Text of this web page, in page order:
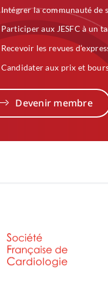
Intégrer la communauté de
Participer aux JESFC à un
Recevoir les revues
Candidater aux prix et
Devenir membre